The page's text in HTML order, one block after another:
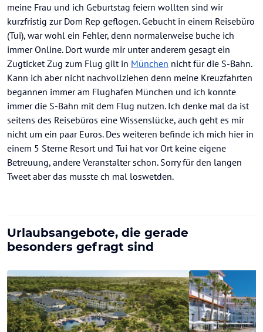
meine Frau und ich Geburtstag feiern wollten sind wir
kurzfristig zur Dom Rep geflogen. Gebucht in einem Reisebüro
(Tui), war wohl ein Fehler, denn normalerweise buche ich
immer Online. Dort wurde mir unter anderem gesagt ein
Zugticket Zug zum Flug gilt in München nicht für die S-Bahn.
Kann ich aber nicht nachvollziehen denn meine Kreuzfahrten
begannen immer am Flughafen München und ich konnte
immer die S-Bahn mit dem Flug nutzen. Ich denke mal da ist
seitens des Reisebüros eine Wissenslücke, auch geht es mir
nicht um ein paar Euros. Des weiteren befinde ich mich hier in
einem 5 Sterne Resort und Tui hat vor Ort keine eigene
Betreuung, andere Veranstalter schon. Sorry für den langen
Tweet aber das musste ch mal loswetden.